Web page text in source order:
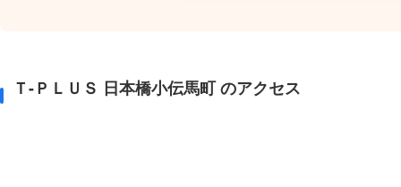
Ｔ-ＰＬＵＳ 日本橋小伝馬町 のアクセス